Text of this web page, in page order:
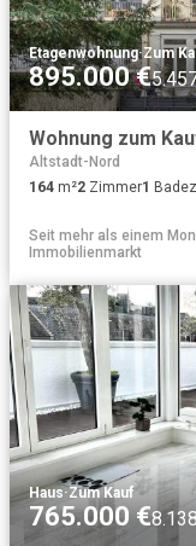
Etagenwohnung·Zum
895.000 €
Altstadt-Nord
164 m²2 Zimmer1
Seit mehr als einem
Immobilienmarkt
Haus·Zum Kauf
765.000 €